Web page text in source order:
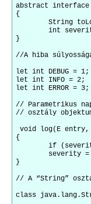
abstract interface
{
}
//A hiba
let int DEBUG = 1;
let int INFO = 2;
let int ERROR = 3;
// Parametrikus
// osztály
void log(E
{
}
// A “String”
class